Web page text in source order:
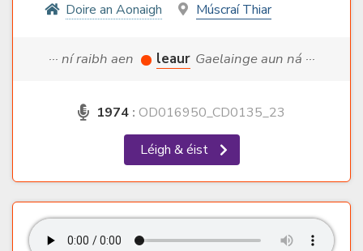
Doire an Aonaigh
Múscraí Thiar
··· ní raibh aen leaur Gaelainge aun ná ···
1974 : OD016950_CD0135_23
Léigh & éist